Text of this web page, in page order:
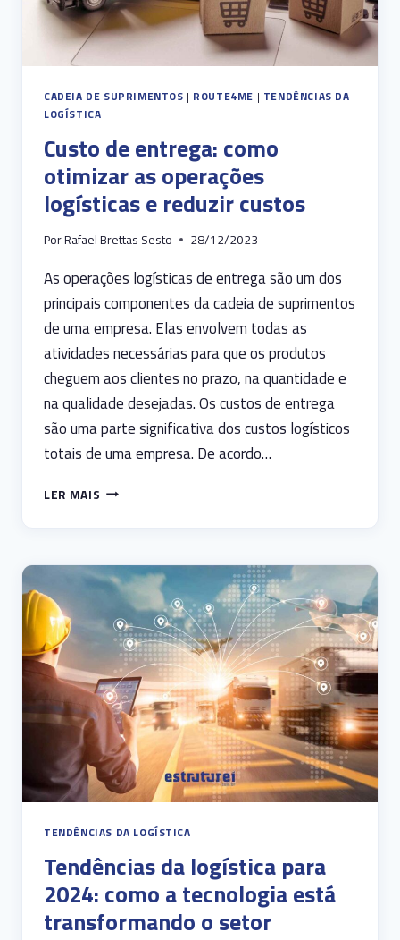
CADEIA DE SUPRIMENTOS | ROUTE4ME | TENDÊNCIAS DA
LOGÍSTICA
Custo de entrega: como
otimizar as operações
logísticas e reduzir custos
PorRafael Brettas Sesto 28/12/2023
As operações logísticas de entrega são um dos
principais componentes da cadeia de suprimentos
de uma empresa. Elas envolvem todas as
atividades necessárias para que os produtos
cheguem aos clientes no prazo, na quantidade e
na qualidade desejadas. Os custos de entrega
são uma parte significativa dos custos logísticos
totais de uma empresa. De acordo…
LER MAIS CUSTO
OTIMIZAR
OPERAÇÕES
LOGÍSTICAS
REDUZIR
CUSTOS
TENDÊNCIAS DA LOGÍSTICA
Tendências da logística para
2024: como a tecnologia está
transformando o setor